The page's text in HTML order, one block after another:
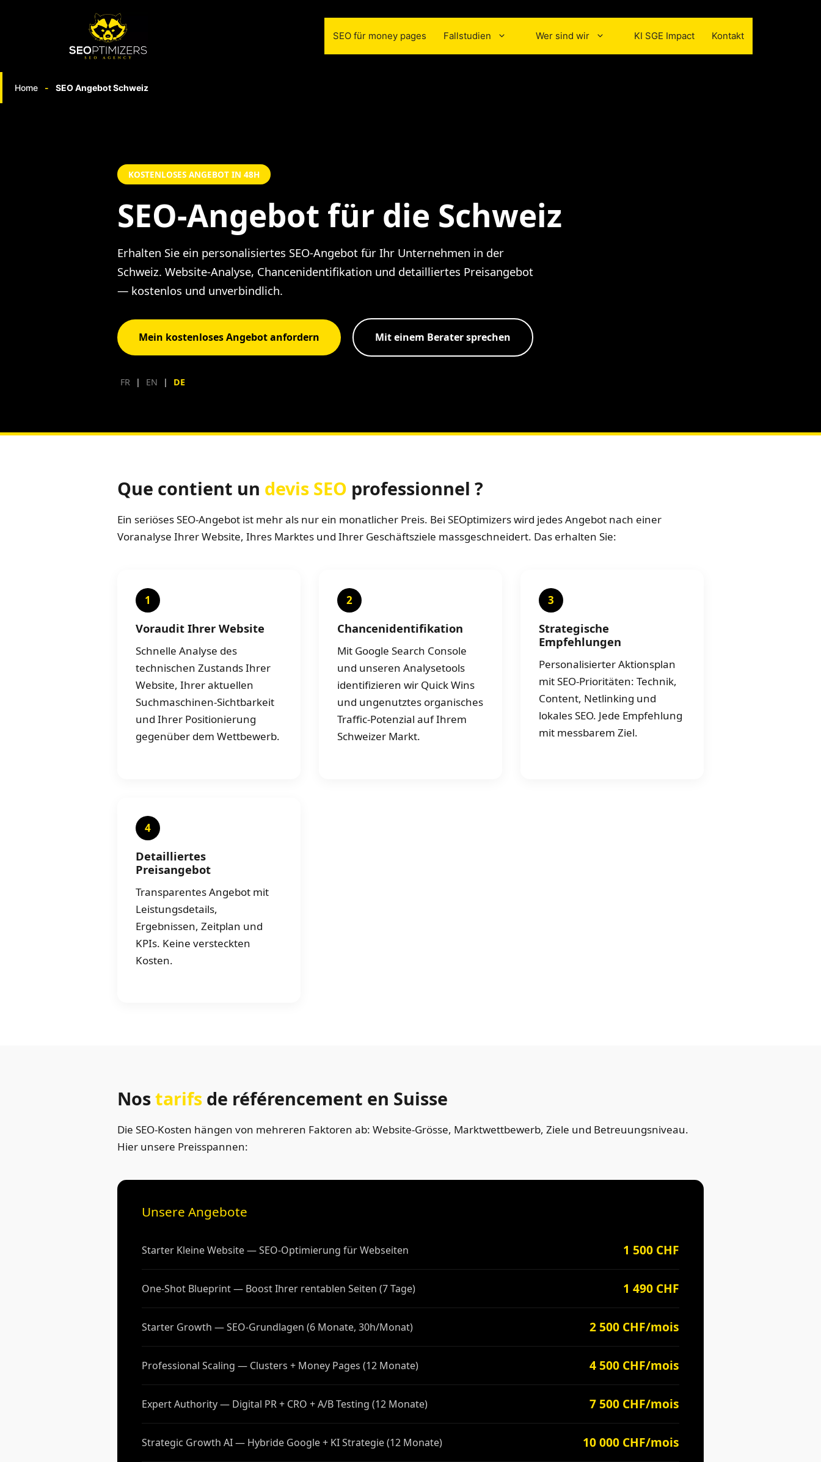
SEO für money pages Fallstudien Wer sind wir KI SGE Impact Kontakt
Home - SEO Angebot Schweiz
KOSTENLOSES ANGEBOT IN 48H
SEO-Angebot für die Schweiz
Erhalten Sie ein personalisiertes SEO-Angebot für Ihr Unternehmen in der
Schweiz. Website-Analyse, Chancenidentifikation und detailliertes Preisangebot
— kostenlos und unverbindlich.
Mein kostenloses Angebot anfordern Mit einem Berater sprechen
FR | EN | DE
Que contient un devis SEO professionnel ?
Ein seriöses SEO-Angebot ist mehr als nur ein monatlicher Preis. Bei SEOptimizers wird jedes Angebot nach einer
Voranalyse Ihrer Website, Ihres Marktes und Ihrer Geschäftsziele massgeschneidert. Das erhalten Sie:
1
Voraudit Ihrer Website
Schnelle Analyse des
technischen Zustands Ihrer
Website, Ihrer aktuellen
Suchmaschinen-Sichtbarkeit
und Ihrer Positionierung
gegenüber dem Wettbewerb.
2
Chancenidentifikation
Mit Google Search Console
und unseren Analysetools
identifizieren wir Quick Wins
und ungenutztes organisches
Traffic-Potenzial auf Ihrem
Schweizer Markt.
3
Strategische
Empfehlungen
Personalisierter Aktionsplan
mit SEO-Prioritäten: Technik,
Content, Netlinking und
lokales SEO. Jede Empfehlung
mit messbarem Ziel.
4
Detailliertes
Preisangebot
Transparentes Angebot mit
Leistungsdetails,
Ergebnissen, Zeitplan und
KPIs. Keine versteckten
Kosten.
Nostarifs de référencement en Suisse
Die SEO-Kosten hängen von mehreren Faktoren ab: Website-Grösse, Marktwettbewerb, Ziele und Betreuungsniveau.
Hier unsere Preisspannen:
Unsere Angebote
Starter Kleine Website — SEO-Optimierung für Webseiten 1 500 CHF
One-Shot Blueprint — Boost Ihrer rentablen Seiten (7 Tage) 1 490 CHF
Starter Growth — SEO-Grundlagen (6 Monate, 30h/Monat) 2 500 CHF/mois
Professional Scaling — Clusters + Money Pages (12 Monate) 4 500 CHF/mois
Expert Authority — Digital PR + CRO + A/B Testing (12 Monate) 7 500 CHF/mois
Strategic Growth AI — Hybride Google + KI Strategie (12 Monate) 10 000 CHF/mois